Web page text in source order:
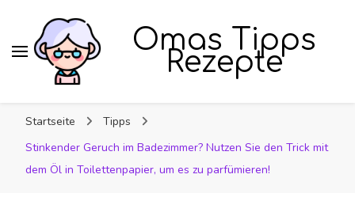
Omas Tipps
Rezepte
Startseite
Tipps
Stinkender Geruch im Badezimmer? Nutzen Sie den Trick mit
dem Öl in Toilettenpapier, um es zu parfümieren!